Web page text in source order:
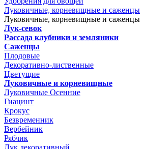
Луковичные, корневищные и саженцы
Луковичные, корневищные и саженцы
Лук-севок
Рассада клубники и земляники
Саженцы
Плодовые
Декоративно-лиственные
Цветущие
Луковичные и корневищные
Луковичные Осенние
Гиацинт
Крокус
Безвременник
Вербейник
Рябчик
Лук декоративный